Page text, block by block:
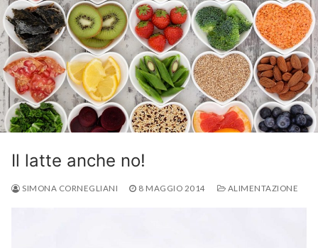
Il latte anche no!
SIMONA CORNEGLIANI 8 MAGGIO 2014 ALIMENTAZIONE